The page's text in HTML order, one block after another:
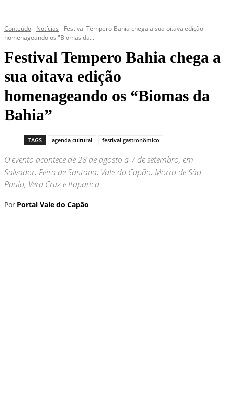
Conteúdo Notícias
Festival Tempero Bahia chega a sua oitava edição
homenageando os "Biomas da...
Festival Tempero Bahia chega a
sua oitava edição
homenageando os “Biomas da
Bahia”
TAGS agenda cultural festival gastronômico
O evento acontece de 28 de agosto a 7 de setembro, em
Salvador, Feira de Santana, Vale do Capão, Morro de São
Paulo, Vera Cruz e Itaparica
Por Portal Vale do Capão